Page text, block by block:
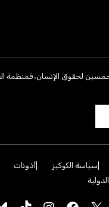
لحقوق الإنسان، فمنظمة
سياسة الكوكيز أذونات